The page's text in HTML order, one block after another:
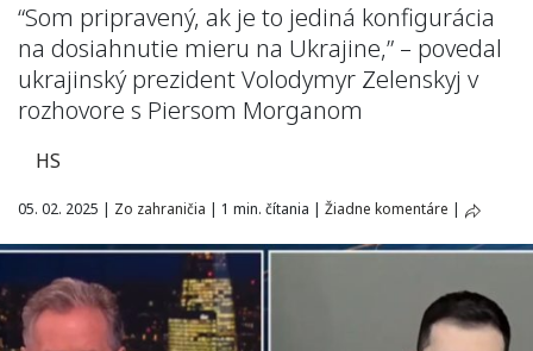
“Som pripravený, ak je to jediná konfigurácia
na dosiahnutie mieru na Ukrajine,” – povedal
ukrajinský prezident Volodymyr Zelenskyj v
rozhovore s Piersom Morganom
HS
05. 02. 2025 | Zo zahraničia | 1 min. čítania | Žiadne komentáre |